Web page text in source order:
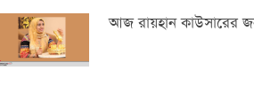
আজ রায়হান কাউসারের